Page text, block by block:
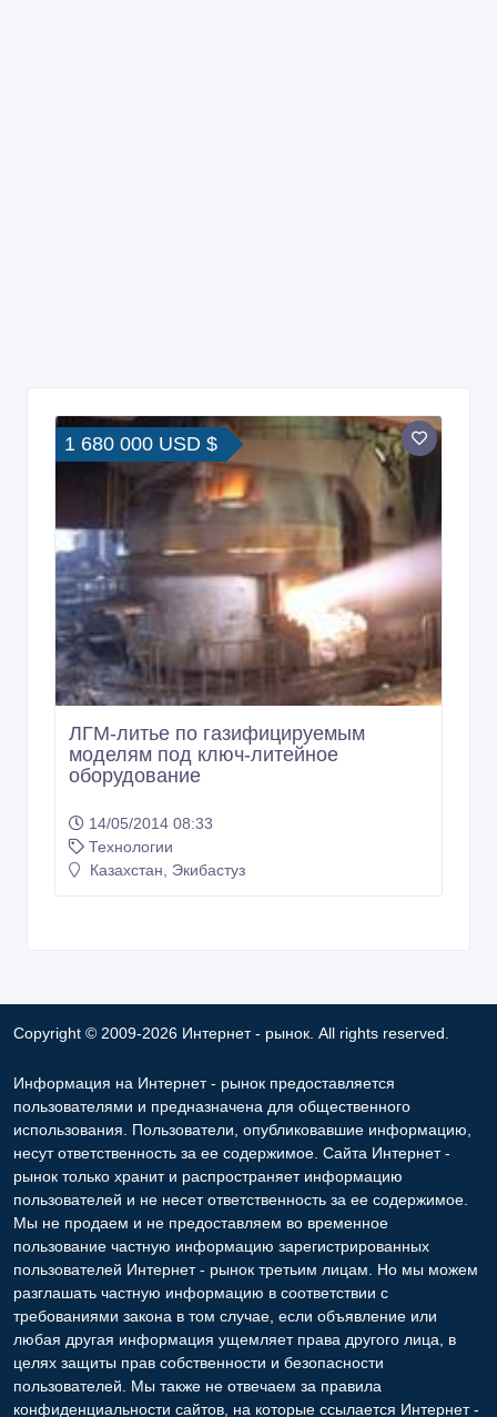
1 680 000 USD $
ЛГМ-литье по газифицируемым
моделям под ключ-литейное
оборудование
14/05/2014 08:33
Технологии
Казахстан, Экибастуз
Copyright © 2009-2026 Интернет - рынок. All rights reserved.
Информация на Интернет - рынок предоставляется
пользователями и предназначена для общественного
использования. Пользователи, опубликовавшие информацию,
несут ответственность за ее содержимое. Сайта Интернет -
рынок только хранит и распространяет информацию
пользователей и не несет ответственность за ее содержимое.
Мы не продаем и не предоставляем во временное
пользование частную информацию зарегистрированных
пользователей Интернет - рынок третьим лицам. Но мы можем
разглашать частную информацию в соответствии с
требованиями закона в том случае, если объявление или
любая другая информация ущемляет права другого лица, в
целях защиты прав собственности и безопасности
пользователей. Мы также не отвечаем за правила
конфиденциальности сайтов, на которые ссылается Интернет -